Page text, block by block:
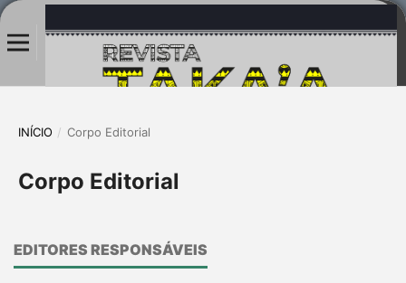
INÍCIO / Corpo Editorial
Corpo Editorial
EDITORES RESPONSÁVEIS